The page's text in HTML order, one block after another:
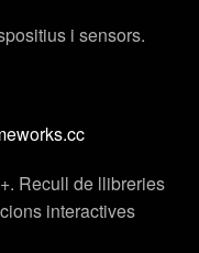
i sensors.
Recull de llibreries
interactives